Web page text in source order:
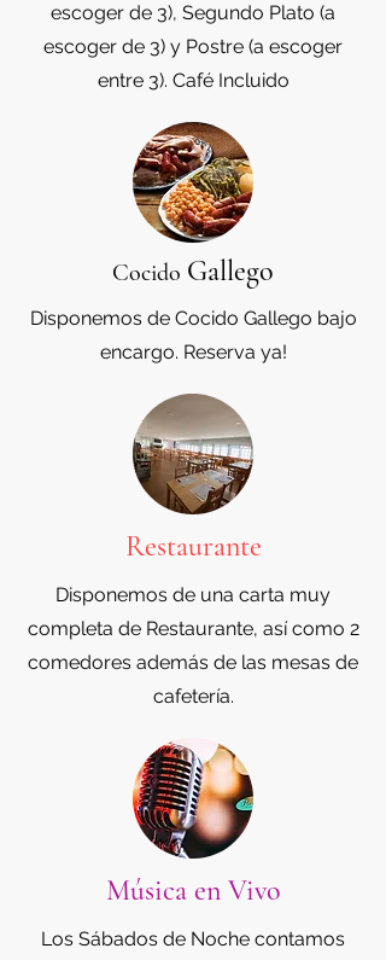
escoger de 3), Segundo Plato (a
escoger de 3) y Postre (a escoger
entre 3). Café Incluido
Cocido Gallego
Disponemos de Cocido Gallego bajo
encargo. Reserva ya!
Restaurante
Disponemos de una carta muy
completa de Restaurante, así como 2
comedores además de las mesas de
cafetería.
Música en Vivo
Los Sábados de Noche contamos